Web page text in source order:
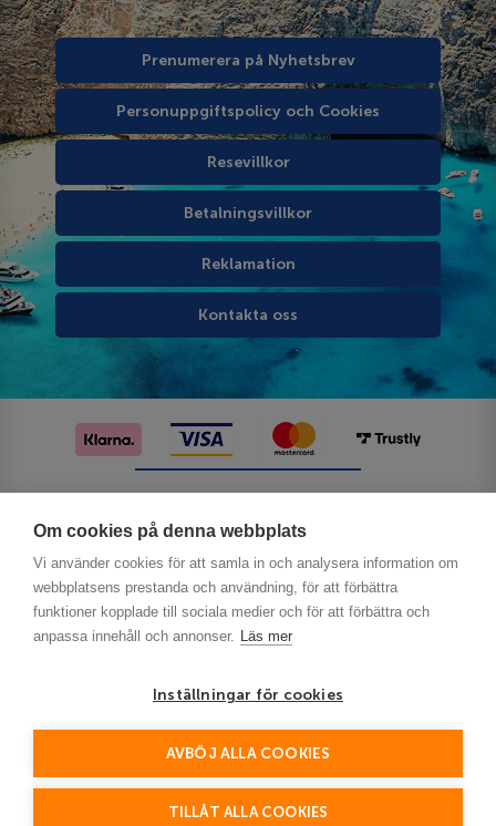
Om cookies på denna webbplats
Vi använder cookies för att samla in och analysera information om
webbplatsens prestanda och användning, för att förbättra
funktioner kopplade till sociala medier och för att förbättra och
anpassa innehåll och annonser. Läs mer
Inställningar för cookies
AVBÖJ ALLA COOKIES
TILLÅT ALLA COOKIES
Prenumerera på Nyhetsbrev
Personuppgiftspolicy och Cookies
Resevillkor
Betalningsvillkor
Reklamation
Kontakta oss
This site is protected by reCAPTCHA and the Google
Policy and Terms of Service apply.